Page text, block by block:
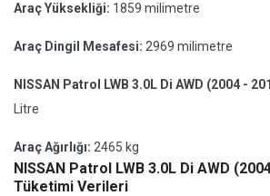
Araç Yüksekliği: 1859 milimetre
Araç Dingil Mesafesi: 2969 milimetre
NISSAN Patrol LWB 3.0L Di AWD (2004 -
Litre
Araç Ağırlığı: 2465 kg
NISSAN Patrol LWB 3.0L Di AWD
Tüketimi Verileri